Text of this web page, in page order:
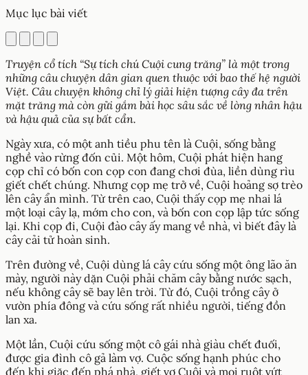
Mục lục bài viết
Truyện cổ tích “Sự tích chú Cuội cung trăng” là một trong
những câu chuyện dân gian quen thuộc với bao thế hệ người
Việt. Câu chuyện không chỉ lý giải hiện tượng cây đa trên
mặt trăng mà còn gửi gắm bài học sâu sắc về lòng nhân hậu
và hậu quả của sự bất cẩn.
Ngày xưa, có một anh tiều phu tên là Cuội, sống bằng
nghề vào rừng đốn củi. Một hôm, Cuội phát hiện hang
cọp chỉ có bốn con cọp con đang chơi đùa, liền dùng rìu
giết chết chúng. Nhưng cọp mẹ trở về, Cuội hoảng sợ trèo
lên cây ẩn mình. Từ trên cao, Cuội thấy cọp mẹ nhai lá
một loại cây lạ, mớm cho con, và bốn con cọp lập tức sống
lại. Khi cọp đi, Cuội đào cây ấy mang về nhà, vì biết đây là
cây cải tử hoàn sinh.
Trên đường về, Cuội dùng lá cây cứu sống một ông lão ăn
mày, người này dặn Cuội phải chăm cây bằng nước sạch,
nếu không cây sẽ bay lên trời. Từ đó, Cuội trồng cây ở
vườn phía đông và cứu sống rất nhiều người, tiếng đồn
lan xa.
Một lần, Cuội cứu sống một cô gái nhà giàu chết đuối,
được gia đình cô gả làm vợ. Cuộc sống hạnh phúc cho
đến khi giặc đến phá nhà, giết vợ Cuội và moi ruột vứt